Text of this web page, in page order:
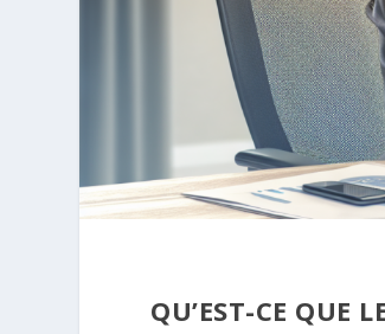
QU’EST-CE QUE